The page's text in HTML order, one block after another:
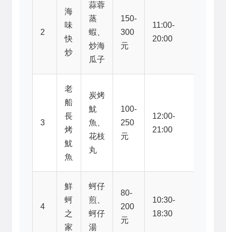
2
海
味
快
炒
蒜蓉
蒸
蝦、
炒海
瓜子
150-
300
元
11:00-
20:00
3
老
船
長
烤
魷
魚
炭烤
魷
魚、
花枝
丸
100-
250
元
12:00-
21:00
4
鮮
蚵
之
家
蚵仔
煎、
蚵仔
湯
80-
200
元
10:30-
18:30